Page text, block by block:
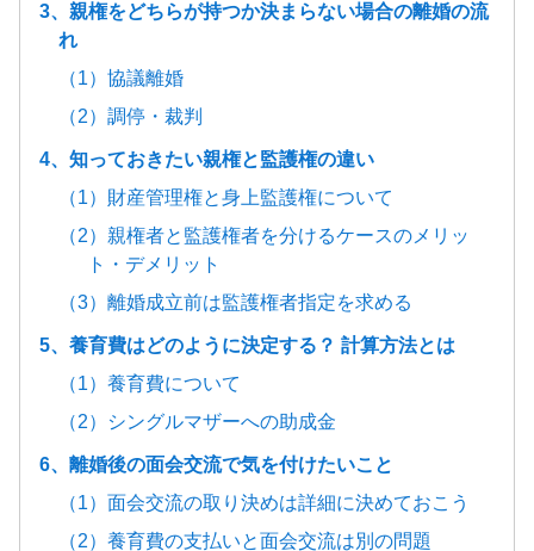
3、親権をどちらが持つか決まらない場合の離婚の流
れ
（1）協議離婚
（2）調停・裁判
4、知っておきたい親権と監護権の違い
（1）財産管理権と身上監護権について
（2）親権者と監護権者を分けるケースのメリッ
ト・デメリット
（3）離婚成立前は監護権者指定を求める
5、養育費はどのように決定する？ 計算方法とは
（1）養育費について
（2）シングルマザーへの助成金
6、離婚後の面会交流で気を付けたいこと
（1）面会交流の取り決めは詳細に決めておこう
（2）養育費の支払いと面会交流は別の問題